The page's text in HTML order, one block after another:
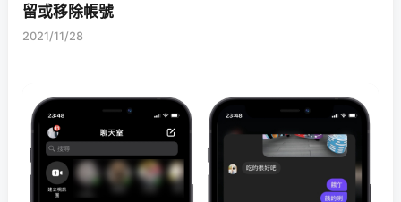
留或移除帳號
2021/11/28